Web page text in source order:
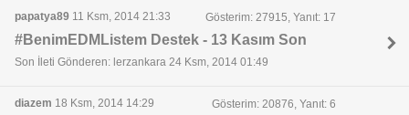
papatya89 11 Ksm, 2014 21:33 Gösterim: 27915, Yanıt: 17
#BenimEDMListem Destek - 13 Kasım Son
Son İleti Gönderen: lerzankara 24 Ksm, 2014 01:49
diazem 18 Ksm, 2014 14:29 Gösterim: 20876, Yanıt: 6